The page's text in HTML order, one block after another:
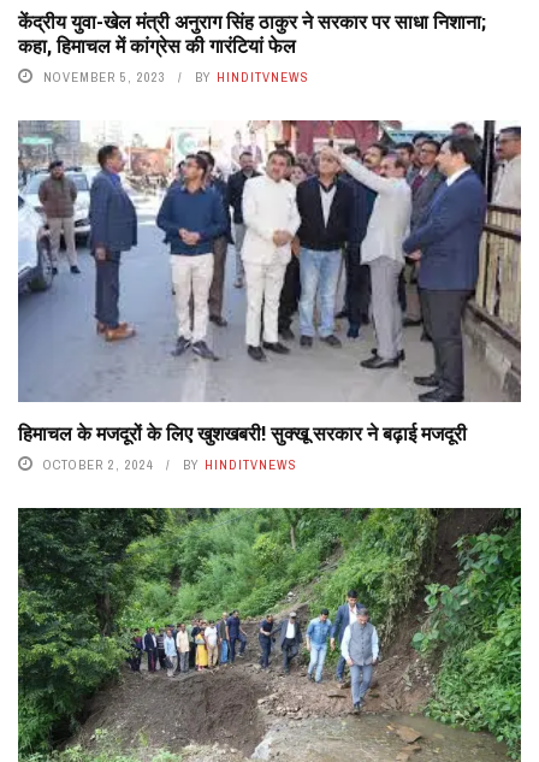
केंद्रीय युवा-खेल मंत्री अनुराग सिंह ठाकुर ने सरकार पर साधा निशाना;
कहा, हिमाचल में कांग्रेस की गारंटियां फेल
NOVEMBER 5, 2023 BY HINDITVNEWS
हिमाचल के मजदूरों के लिए खुशखबरी! सुक्खू सरकार ने बढ़ाई मजदूरी
OCTOBER 2, 2024 BY HINDITVNEWS